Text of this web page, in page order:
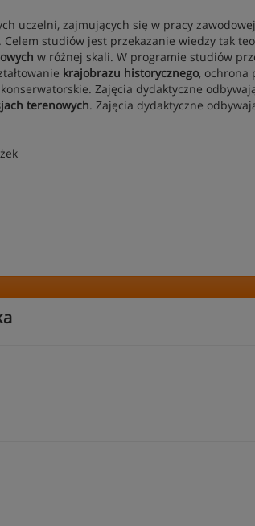
uczelni, zajmujących się w pracy zawodowej
. Celem studiów jest przekazanie wiedzy tak
w różnej skali. W programie studiów
krajobrazu historycznego, ochrona
Zajęcia dydaktyczne
terenowych. Zajęcia dydaktyczne